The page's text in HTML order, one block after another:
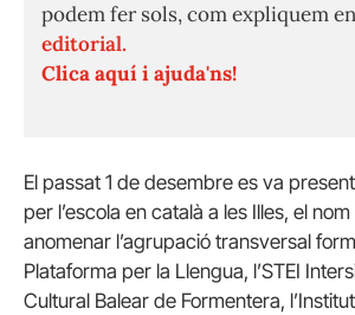
podem fer sols, com expliquem en
editorial.
Clica aquí i ajuda'ns!
El passat 1 de desembre es va
per l’escola en català a les Illes, el
anomenar l’agrupació transversal
Plataforma per la Llengua, l’STEI
Cultural Balear de Formentera,